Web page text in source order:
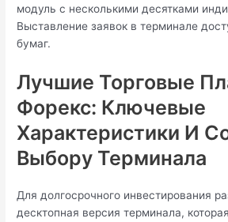
модуль с несколькими десятками
Выставление заявок в терминале
бумаг.
Лучшие Торговые
Форекс: Ключевые
Характеристики И
Выбору Терминала
Для долгосрочного инвестирования
десктопная версия терминала,